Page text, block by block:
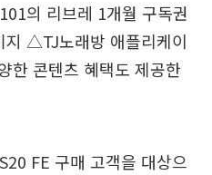
의 리브레 1개월 구독권
△TJ노래방 애플리케이
한 콘텐츠 혜택도 제공한
FE 구매 고객을 대상으